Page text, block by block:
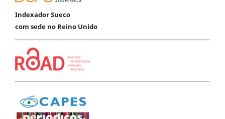
Indexador Sueco
com sede no Reino Unido